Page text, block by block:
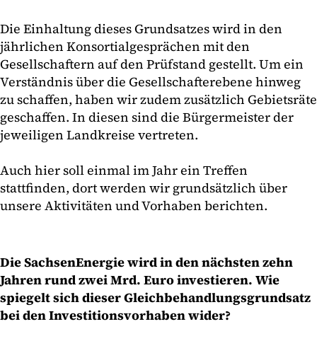
Die Einhaltung dieses Grundsatzes wird in den
jährlichen Konsortialgesprächen mit den
Gesellschaftern auf den Prüfstand gestellt. Um ein
Verständnis über die Gesellschafterebene hinweg
zu schaffen, haben wir zudem zusätzlich Gebietsräte
geschaffen. In diesen sind die Bürgermeister der
jeweiligen Landkreise vertreten.
Auch hier soll einmal im Jahr ein Treffen
stattfinden, dort werden wir grundsätzlich über
unsere Aktivitäten und Vorhaben berichten.
Die SachsenEnergie wird in den nächsten zehn
Jahren rund zwei Mrd. Euro investieren. Wie
spiegelt sich dieser Gleichbehandlungsgrundsatz
bei den Investitionsvorhaben wider?